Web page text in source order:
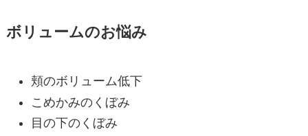
ボリュームのお悩み
頬のボリューム低下
こめかみのくぼみ
目の下のくぼみ